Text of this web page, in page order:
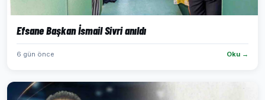
Efsane Başkan İsmail Sivri anıldı
6 gün önce Oku →